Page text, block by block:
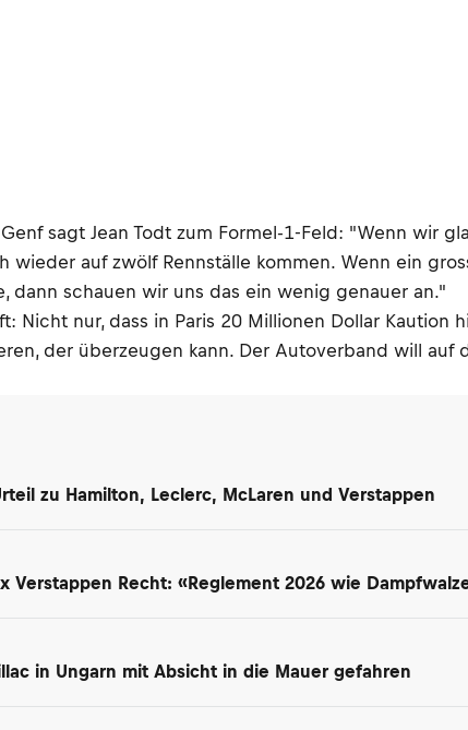
sagt Jean Todt zum Formel-1-Feld: "Wenn wir
auf zwölf Rennställe kommen. Wenn ein
dann schauen wir uns das ein wenig genauer an."
Nicht nur, dass in Paris 20 Millionen Dollar
der überzeugen kann. Der Autoverband will
zu Hamilton, Leclerc, McLaren und Verstappen
Verstappen Recht: «Reglement 2026 wie
in Ungarn mit Absicht in die Mauer gefahren